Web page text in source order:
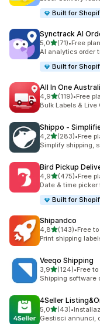
Built for
Synctrack AI
5,0stelle su 5
(71)
71 recensioni totali
•Free
AI analytics order
Built for
All In One
4,9stelle su 5
(119)
119 recensioni
•Free
Bulk Labels &
Shippo ‑
4,2stelle su 5
(283)
283 recensioni
•Free
Simplify shipping,
Bird Pickup
4,9stelle su 5
(475)
475 recensioni
•Free
Date & time
Built for
Shipandco
4,8stelle su 5
(143)
143 recensioni
•Free
Print shipping
Veeqo Shipping
3,9stelle su 5
(124)
124 recensioni
•Free
Shipping software
4Seller
5,0stelle su 5
(43)
43 recensioni totali
•
Gestisci annunci,